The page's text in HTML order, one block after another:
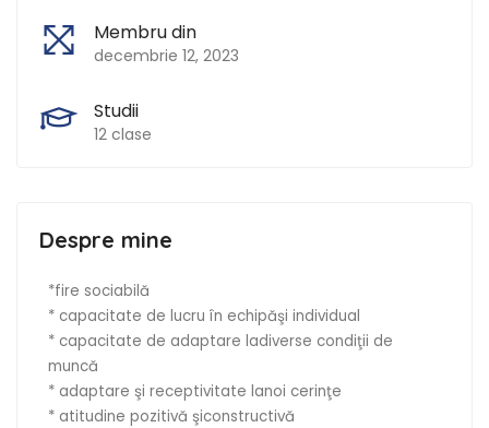
Membru din
decembrie 12, 2023
Studii
12 clase
Despre mine
*fire sociabilă
* capacitate de lucru în echipăşi individual
* capacitate de adaptare ladiverse condiţii de
muncă
* adaptare şi receptivitate lanoi cerinţe
* atitudine pozitivă şiconstructivă